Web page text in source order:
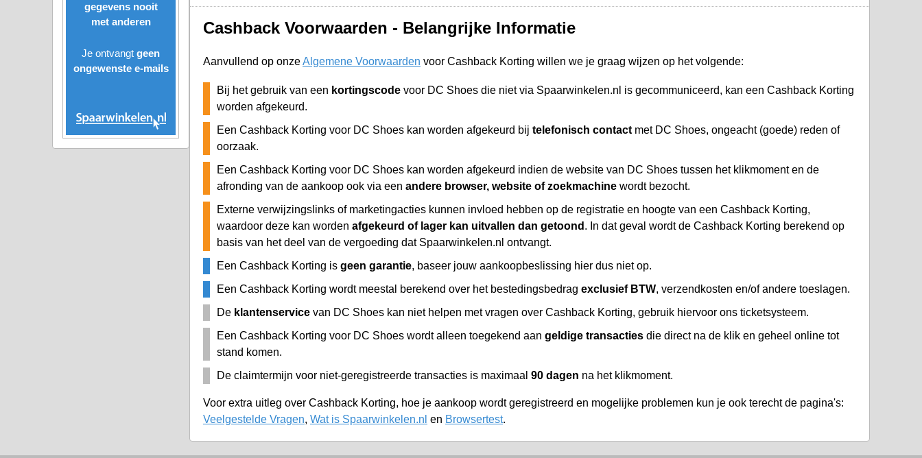
gegevens nooit
met anderen
Je ontvangt geen
ongewenste e-mails
Cashback Voorwaarden - Belangrijke Informatie
Aanvullend op onzeAlgemene Voorwaarden voor Cashback Korting willen we je graag wijzen op het volgende:
Bij het gebruik van een kortingscode voor DC Shoes die niet via Spaarwinkelen.nl is gecommuniceerd, kan een Cashback Korting
worden afgekeurd.
Een Cashback Korting voor DC Shoes kan worden afgekeurd bij telefonisch contact met DC Shoes, ongeacht (goede) reden of
oorzaak.
Een Cashback Korting voor DC Shoes kan worden afgekeurd indien de website van DC Shoes tussen het klikmoment en de
afronding van de aankoop ook via een andere browser, website of zoekmachine wordt bezocht.
Externe verwijzingslinks of marketingacties kunnen invloed hebben op de registratie en hoogte van een Cashback Korting,
waardoor deze kan worden afgekeurd of lager kan uitvallen dan getoond . In dat geval wordt de Cashback Korting berekend op
basis van het deel van de vergoeding dat Spaarwinkelen.nl ontvangt.
Een Cashback Korting is geen garantie, baseer jouw aankoopbeslissing hier dus niet op.
Een Cashback Korting wordt meestal berekend over het bestedingsbedrag exclusief BTW, verzendkosten en/of andere toeslagen.
De klantenservice van DC Shoes kan niet helpen met vragen over Cashback Korting, gebruik hiervoor ons ticketsysteem.
Een Cashback Korting voor DC Shoes wordt alleen toegekend aan geldige transacties die direct na de klik en geheel online tot
stand komen.
De claimtermijn voor niet-geregistreerde transacties is maximaal 90 dagen na het klikmoment.
Voor extra uitleg over Cashback Korting, hoe je aankoop wordt geregistreerd en mogelijke problemen kun je ook terecht de pagina's:
Veelgestelde Vragen, Wat is Spaarwinkelen.nl en Browsertest.